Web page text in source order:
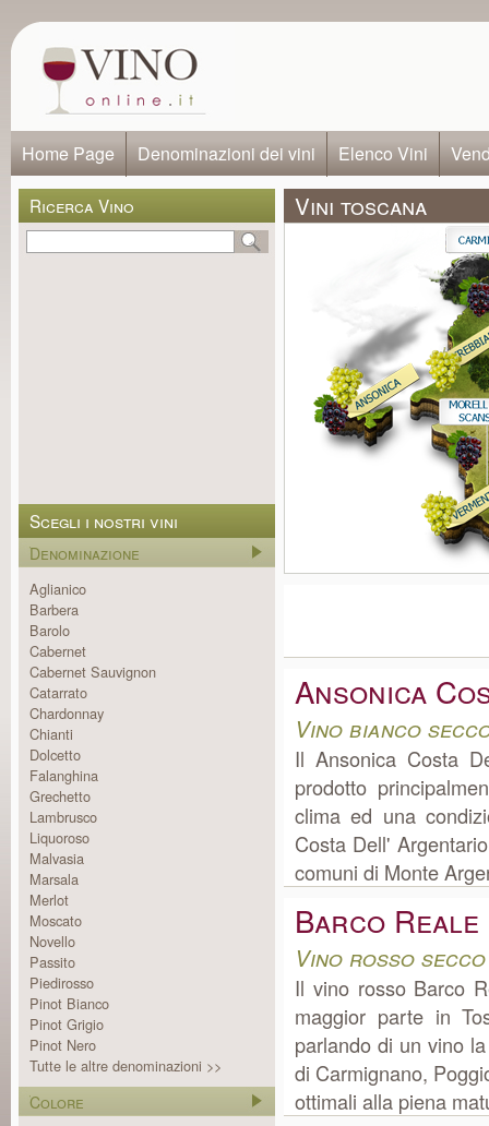
Home Page Denominazioni dei vini Elenco Vini
Ricerca Vino
Scegli i nostri vini
Denominazione
Aglianico
Barbera
Barolo
Cabernet
Cabernet Sauvignon
Catarrato
Chardonnay
Chianti
Dolcetto
Falanghina
Grechetto
Lambrusco
Liquoroso
Malvasia
Marsala
Merlot
Moscato
Novello
Passito
Piedirosso
Pinot Bianco
Pinot Grigio
Pinot Nero
Tutte le altre denominazioni >>
Colore
Vini toscana
Ansonica
Vino bianco
Il Ansonica Costa
prodotto
clima ed una
Costa Dell'
comuni di Monte
Barco Reale
Vino rosso
Il vino rosso Barco
maggior parte in
parlando di un vino
di Carmignano,
ottimali alla piena